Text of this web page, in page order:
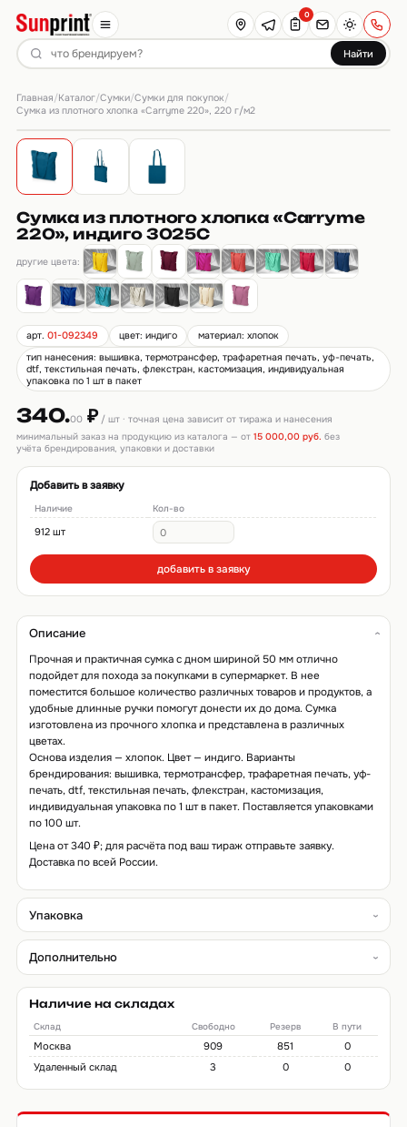
Найти
0
Главная/Каталог/Сумки/Сумки для покупок/
Сумка из плотного хлопка «Carryme 220», 220 г/м2
Сумка из плотного хлопка «Carryme
220», индиго 3025C
другие цвета:
арт.01-092349 цвет: индиго
материал: хлопок
тип нанесения: вышивка, термотрансфер, трафаретная печать, уф-печать,
dtf, текстильная печать, флекстран, кастомизация, индивидуальная
упаковка по 1 шт в пакет
340.00₽/ шт · точная цена зависит от тиража и нанесения
минимальный заказ на продукцию из каталога — от 15 000,00 руб. без
учёта брендирования, упаковки и доставки
Добавить в заявку
Наличие Кол-во
912 шт
добавить в заявку
Описание
Прочная и практичная сумка c дном шириной 50 мм отлично
подойдет для похода за покупками в супермаркет. В нее
поместится большое количество различных товаров и продуктов, а
удобные длинные ручки помогут донести их до дома. Сумка
изготовлена из прочного хлопка и представлена в различных
цветах.
Основа изделия — хлопок. Цвет — индиго. Варианты
брендирования: вышивка, термотрансфер, трафаретная печать, уф-
печать, dtf, текстильная печать, флекстран, кастомизация,
индивидуальная упаковка по 1 шт в пакет. Поставляется упаковками
по 100 шт.
Цена от 340 ₽; для расчёта под ваш тираж отправьте заявку.
Доставка по всей России.
Упаковка
Дополнительно
Наличие на складах
Склад Свободно Резерв В пути
Москва 909 851
0
Удаленный склад
3 0 0